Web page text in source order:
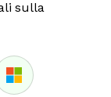
sulla